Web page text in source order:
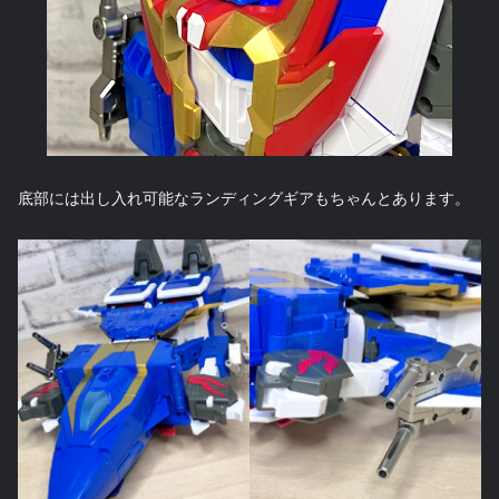
底部には出し入れ可能なランディングギアもちゃんとあります。